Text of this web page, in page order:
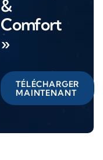
&
Comfort
»
TÉLÉCHARGER
MAINTENANT